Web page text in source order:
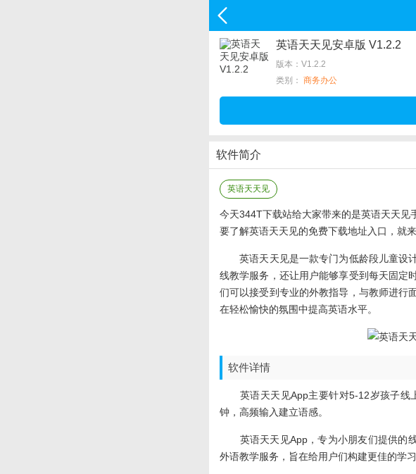
英语天天见安卓版 V1.2.2
版本：V1.2.2
类别： 商务办公
软件简介
英语天天见
今天344T下载站给大家带来的是英语天天
要了解英语天天见的免费下载地址入口，就
英语天天见是一款专门为低龄段儿童设计
线教学服务，还让用户能够享受到每天固定
们可以接受到专业的外教指导，与教师进行
在轻松愉快的氛围中提高英语水平。
软件详情
英语天天见app主要针对5-12岁孩子线
钟，高频输入建立语感。
英语天天见app，专为小朋友们提供的线
外语教学服务，旨在给用户们构建更佳的学习